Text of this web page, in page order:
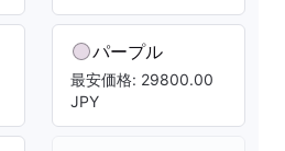
パープル
最安価格: 29800.00
JPY